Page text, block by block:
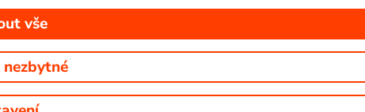
z pořadů TV stanic, které můžete sledovat v Lepší.TV.
vše